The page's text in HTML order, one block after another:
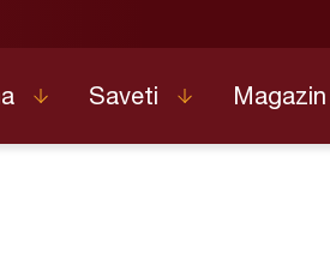
Saveti Magazin